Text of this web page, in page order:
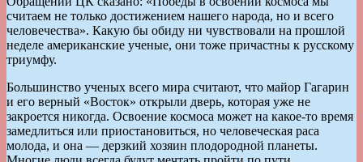
считаем не только достижением нашего народа, но и всего
человечества». Какую бы обиду ни чувствовали на прошлой
неделе американские ученые, они тоже причастны к русскому
триумфу.
Большинство ученых всего мира считают, что майор Гагарин
и его верный «Восток» открыли дверь, которая уже не
закроется никогда. Освоение космоса может на какое-то время
замедлиться или приостановиться, но человеческая раса
молода, и она — дерзкий хозяин плодородной планеты.